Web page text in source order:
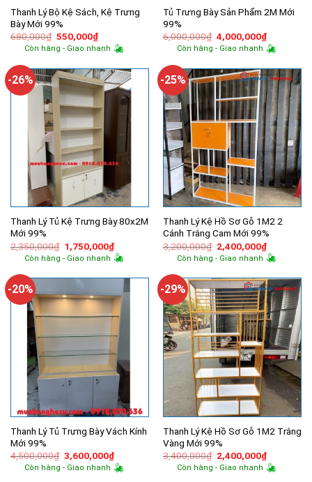
Thanh Lý Bộ Kệ Sách, Kệ Trưng
Bày Mới 99%
680,000₫ Giá
gốc
là:
550,000₫Giá
hiện
tại
550,000₫.
Còn hàng - Giao nhanh
Tủ Trưng Bày Sản Phẩm 2M Mới
99%
6,000,000₫ Giá
gốc
là:
4,000,000₫Giá
hiện
tại
Còn hàng - Giao nhanh
-26%
Thanh Lý Tủ Kệ Trưng Bày 80x2M
Mới 99%
2,350,000₫ Giá
gốc
là:
1,750,000₫Giá
hiện
tại
1,750,000₫.
Còn hàng - Giao nhanh
-25%
Thanh Lý Kệ Hồ Sơ Gỗ 1M2 2
Cánh Trắng Cam Mới 99%
3,200,000₫ Giá
gốc
là:
2,400,000₫Giá
hiện
tại
Còn hàng - Giao nhanh
-20%
Thanh Lý Tủ Trưng Bày Vách Kính
Mới 99%
4,500,000₫ Giá
gốc
là:
3,600,000₫Giá
hiện
tại
Còn hàng - Giao nhanh
-29%
Thanh Lý Kệ Hồ Sơ Gỗ 1M2 Trắng
Vàng Mới 99%
3,400,000₫ Giá
gốc
là:
2,400,000₫Giá
hiện
tại
Còn hàng - Giao nhanh